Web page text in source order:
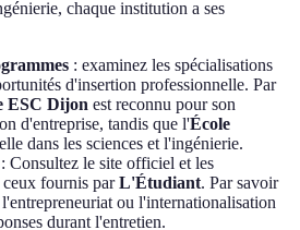
chaque institution a ses
: examinez les spécialisations
d'insertion professionnelle. Par
ESC Dijon est reconnu pour son
d'entreprise, tandis que l'École
dans les sciences et l'ingénierie.
: Consultez le site officiel et les
ceux fournis parL'Étudiant. Par savoir
ou l'internationalisation
durant l'entretien.